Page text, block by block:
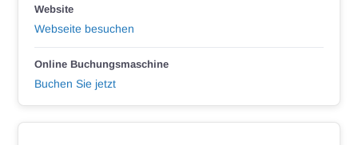
Website
Webseite besuchen
Online Buchungsmaschine
Buchen Sie jetzt